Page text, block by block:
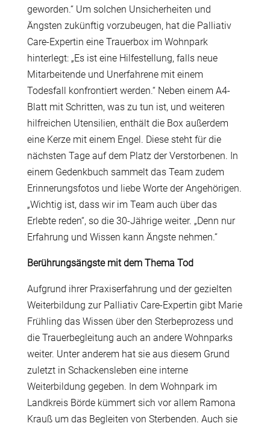
geworden.“ Um solchen Unsicherheiten und
Ängsten zukünftig vorzubeugen, hat die Palliativ
Care-Expertin eine Trauerbox im Wohnpark
hinterlegt: „Es ist eine Hilfestellung, falls neue
Mitarbeitende und Unerfahrene mit einem
Todesfall konfrontiert werden.“ Neben einem A4-
Blatt mit Schritten, was zu tun ist, und weiteren
hilfreichen Utensilien, enthält die Box außerdem
eine Kerze mit einem Engel. Diese steht für die
nächsten Tage auf dem Platz der Verstorbenen. In
einem Gedenkbuch sammelt das Team zudem
Erinnerungsfotos und liebe Worte der Angehörigen.
„Wichtig ist, dass wir im Team auch über das
Erlebte reden“, so die 30-Jährige weiter. „Denn nur
Erfahrung und Wissen kann Ängste nehmen.“
Berührungsängste mit dem Thema Tod
Aufgrund ihrer Praxiserfahrung und der gezielten
Weiterbildung zur Palliativ Care-Expertin gibt Marie
Frühling das Wissen über den Sterbeprozess und
die Trauerbegleitung auch an andere Wohnparks
weiter. Unter anderem hat sie aus diesem Grund
zuletzt in Schackensleben eine interne
Weiterbildung gegeben. In dem Wohnpark im
Landkreis Börde kümmert sich vor allem Ramona
Krauß um das Begleiten von Sterbenden. Auch sie